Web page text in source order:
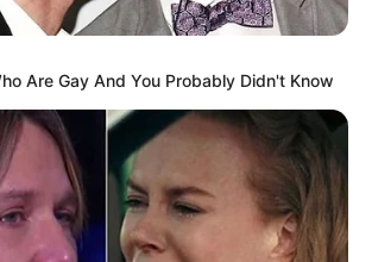
Are Gay And You Probably Didn't Know